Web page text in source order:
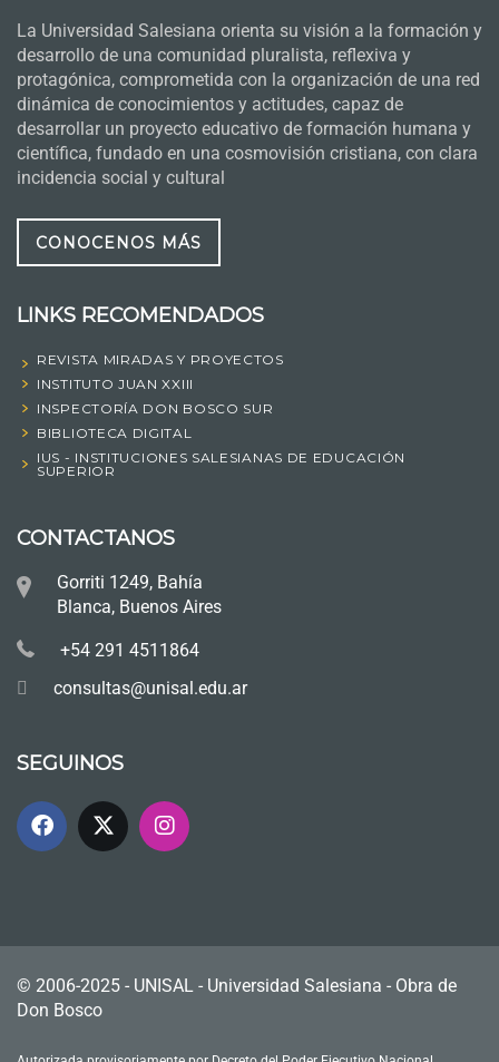
La Universidad Salesiana orienta su visión a la formación y
desarrollo de una comunidad pluralista, reflexiva y
protagónica, comprometida con la organización de una red
dinámica de conocimientos y actitudes, capaz de
desarrollar un proyecto educativo de formación humana y
científica, fundado en una cosmovisión cristiana, con clara
incidencia social y cultural
CONOCENOS MÁS
LINKS RECOMENDADOS
REVISTA MIRADAS Y PROYECTOS
INSTITUTO JUAN XXIII
INSPECTORÍA DON BOSCO SUR
BIBLIOTECA DIGITAL
IUS - INSTITUCIONES SALESIANAS DE EDUCACIÓN
SUPERIOR
CONTACTANOS
Gorriti 1249, Bahía
Blanca, Buenos Aires
+54 291 4511864
consultas@unisal.edu.ar
SEGUINOS
© 2006-2025 - UNISAL - Universidad Salesiana - Obra de
Don Bosco